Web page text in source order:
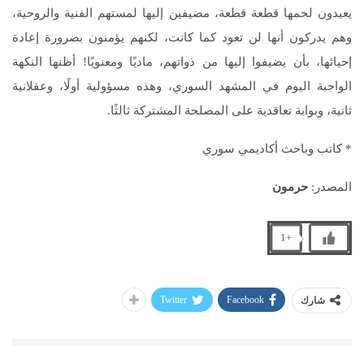
يعيدون لحمها قطعة قطعة، مضيفين إليها لمستهم الفنية والروحية،
وهم يدركون أنها لن تعود كما كانت، لكنهم يؤمنون بضرورة إعادة
إحيائها، بأن يضيفوا إليها من ذواتهم، ماديًا ومعنويًا! أظنها النكهة
الواجبة اليوم في المشهد السوري، وهذه مسؤولية أولًا، وعقلانية
ثانية، وبوابة تعاقدية على المصلحة المشتركة ثالثًا.
* كاتب وباحث أكاديمي سوري
المصدر: حرمون
+1
شارك Facebook
Twitter